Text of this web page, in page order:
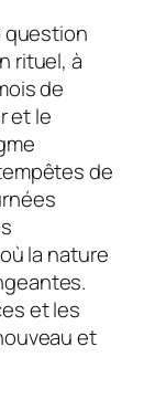
question
rituel, à
de
et le
de
la nature
et les
et